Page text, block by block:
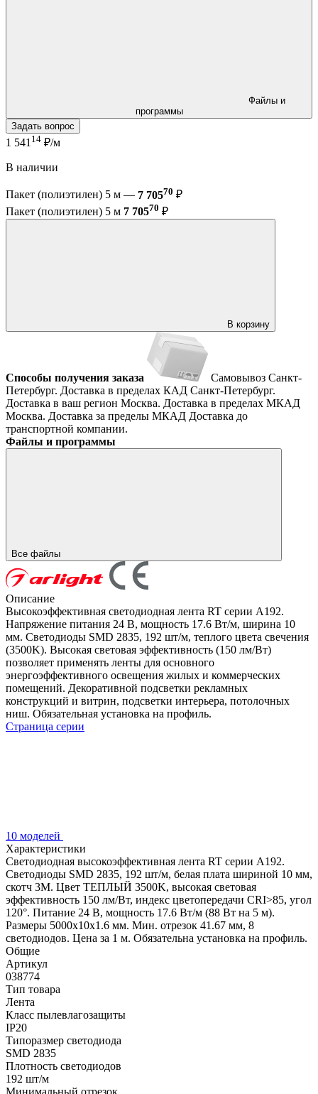
программы
Задать вопрос
1 541 14 ₽/м
В наличии
Пакет (полиэтилен) 5 м — 7 70570 ₽
Пакет (полиэтилен) 5 м 7 70570 ₽
В корзину
Способы получения заказа Самовывоз Санкт-
Петербург. Доставка в пределах КАД Санкт-Петербург.
Доставка в ваш регион Москва. Доставка в пределах МКАД
Москва. Доставка за пределы МКАД Доставка до
транспортной компании.
Файлы и программы
Все файлы
Описание
Высокоэффективная светодиодная лента RT серии A192.
Напряжение питания 24 В, мощность 17.6 Вт/м, ширина 10
мм. Светодиоды SMD 2835, 192 шт/м, теплого цвета свечения
(3500K). Высокая световая эффективность (150 лм/Вт)
позволяет применять ленты для основного
энергоэффективного освещения жилых и коммерческих
помещений. Декоративной подсветки рекламных
конструкций и витрин, подсветки интерьера, потолочных
ниш. Обязательная установка на профиль.
Страница серии
10 моделей
Характеристики
Светодиодная высокоэффективная лента RT серии A192.
Светодиоды SMD 2835, 192 шт/м, белая плата шириной 10 мм,
скотч 3M. Цвет ТЕПЛЫЙ 3500K, высокая световая
эффективность 150 лм/Вт, индекс цветопередачи CRI>85, угол
120°. Питание 24 В, мощность 17.6 Вт/м (88 Вт на 5 м).
Размеры 5000x10x1.6 мм. Мин. отрезок 41.67 мм, 8
светодиодов. Цена за 1 м. Обязательна установка на профиль.
Общие
Артикул
038774
Тип товара
Лента
Класс пылевлагозащиты
IP20
Типоразмер светодиода
SMD 2835
Плотность светодиодов
192 шт/м
Минимальный отрезок